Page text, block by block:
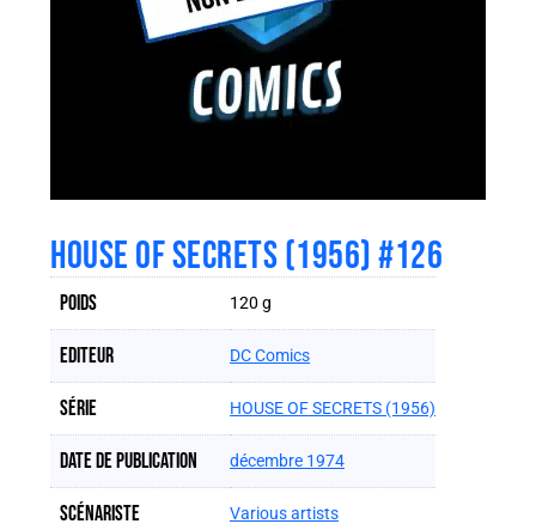
HOUSE OF SECRETS (1956) #126
Poids 120 g
Editeur DC Comics
Série HOUSE OF SECRETS (1956)
Date de publication décembre 1974
Scénariste Various artists